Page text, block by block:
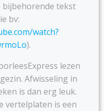
bijbehorende tekst
bv:
watch?
).
lezen
Afwisseling in
is dan erg leuk.
vertelplaten is een